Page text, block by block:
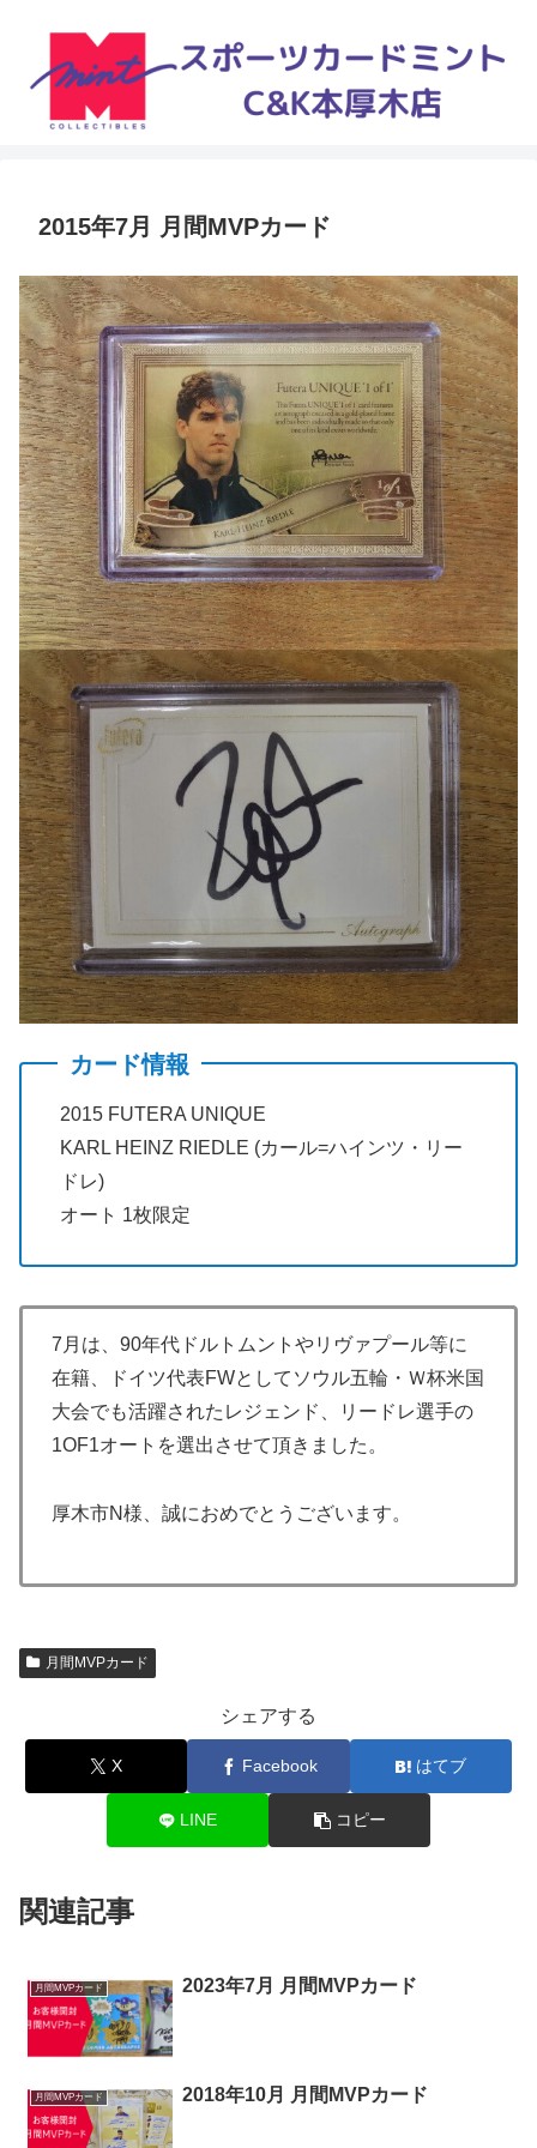
2015年7月 月間MVPカード
カード情報
2015 FUTERA UNIQUE
KARL HEINZ RIEDLE (カール=ハインツ・リー
ドレ)
オート 1枚限定
7月は、90年代ドルトムントやリヴァプール等に
在籍、ドイツ代表FWとしてソウル五輪・Ｗ杯米国
大会でも活躍されたレジェンド、リードレ選手の
1OF1オートを選出させて頂きました。
厚木市N様、誠におめでとうございます。
月間MVPカード
シェアする
X Facebook はてブ
LINE コピー
関連記事
月間MVPカード 2023年7月 月間MVPカード
月間MVPカード 2018年10月 月間MVPカード